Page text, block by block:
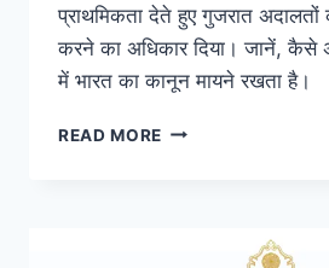
प्राथमिकता देते हुए गुजरात
करने का अधिकार दिया। जानें, कैसे
में भारत का कानून मायने रखता है।
READ MORE